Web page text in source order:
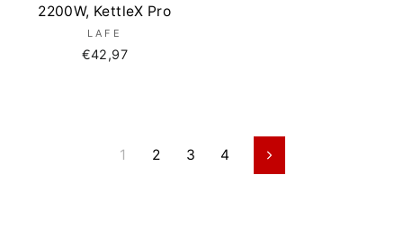
2200W, KettleX Pro
LAFE
€42,97
1 2 3 4 Seguinte